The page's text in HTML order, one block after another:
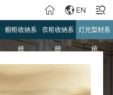
EN
橱柜收纳系
统
衣柜收纳系
统
灯光型材系
统